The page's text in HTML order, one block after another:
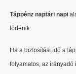
Táppénz naptári napi
történik:
Ha a biztosítási idő a
folyamatos, az